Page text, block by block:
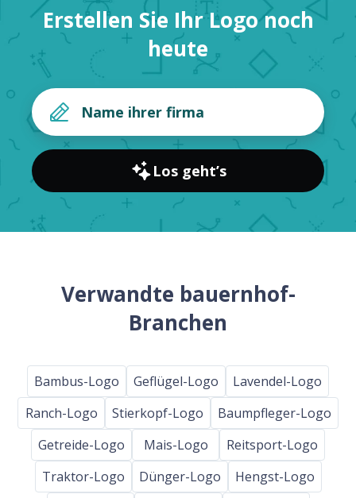
Erstellen Sie Ihr Logo noch
heute
Los geht’s
Verwandte bauernhof-
Branchen
Bambus-Logo Geflügel-Logo
Lavendel-Logo
Ranch-Logo
Stierkopf-Logo
Baumpfleger-Logo
Getreide-Logo
Mais-Logo
Reitsport-Logo
Traktor-Logo
Dünger-Logo
Hengst-Logo